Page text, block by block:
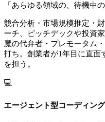
「 あらゆる領域の、待機中
競合分析・市場規模推定・
ーチ、ピッチデックや投資
魔の代弁者・プレモータム
打ち。創業者が1年目に直面
を担う。
💻
エージェント型コーディング